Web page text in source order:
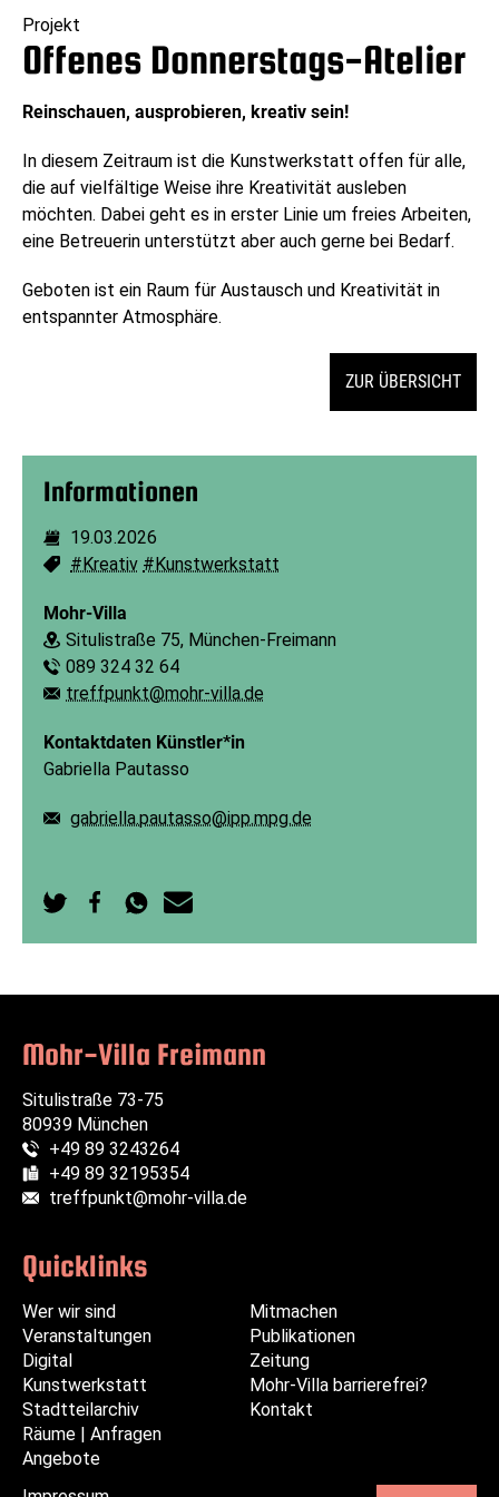
Projekt
Offenes Donnerstags-Atelier
Reinschauen, ausprobieren, kreativ sein!
In diesem Zeitraum ist die Kunstwerkstatt offen für alle,
die auf vielfältige Weise ihre Kreativität ausleben
möchten. Dabei geht es in erster Linie um freies Arbeiten,
eine Betreuerin unterstützt aber auch gerne bei Bedarf.
Geboten ist ein Raum für Austausch und Kreativität in
entspannter Atmosphäre.
ZUR ÜBERSICHT
Informationen
Dauer:
19.03.2026
Schlagworte:
#Kreativ #Kunstwerkstatt
Mohr-Villa
Ort:
Situlistraße 75, München-Freimann
Telefon:
089 324 32 64
E-Mail:
treffpunkt@mohr-villa.de
Kontaktdaten Künstler*in
Gabriella Pautasso
E-Mail:
gabriella.pautasso@ipp.mpg.de
Mohr-Villa Freimann
Situlistraße 73-75
80939 München
Telefon:
+49 89 3243264
Fax:
+49 89 32195354
E-Mail:
treffpunkt@mohr-villa.de
Quicklinks
überspringen
Wer wir sind
Veranstaltungen
Digital
Kunstwerkstatt
Stadtteilarchiv
Räume | Anfragen
Angebote
überspringen
Mitmachen
Publikationen
Zeitung
Mohr-Villa barrierefrei?
Kontakt